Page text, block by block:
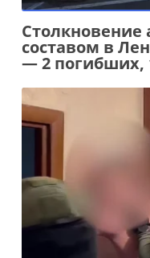
Столкновение
составом в
— 2 погибших,